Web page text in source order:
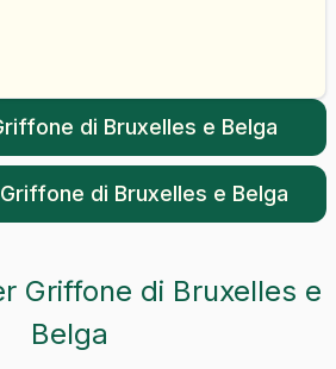
di Bruxelles e Belga
Griffone di Bruxelles e Belga
Griffone di Bruxelles e
Belga